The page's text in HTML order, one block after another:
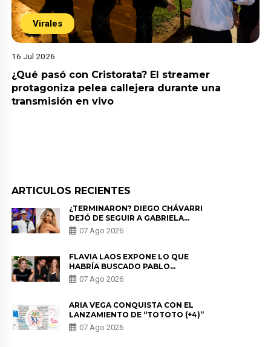
Virales
16 Jul 2026
¿Qué pasó con Cristorata? El streamer
protagoniza pelea callejera durante una
transmisión en vivo
ARTICULOS RECIENTES
¿TERMINARON? DIEGO CHÁVARRI
DEJÓ DE SEGUIR A GABRIELA
HERRERA Y ANUNCIA SU SALIDA
DE PÓDCAST
07 Ago 2026
FLAVIA LAOS EXPONE LO QUE
HABRÍA BUSCADO PABLO
HEREDIA CON ALE FULLER: “UNA
DE LAS PARTES QUERÍA EL
07 Ago 2026
ARIA VEGA CONQUISTA CON EL
LANZAMIENTO DE “TOTOTO (+4)”
07 Ago 2026